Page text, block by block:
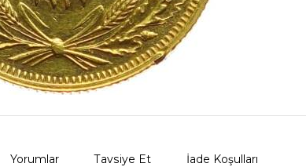
Yorumlar Tavsiye Et İade Koşulları